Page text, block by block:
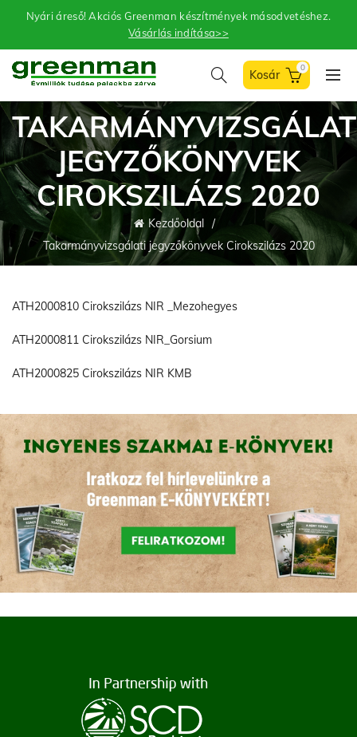
Nyári áreső! Akciós Greenman készítmények másodvetéshez.
Vásárlás indítása>>
0
JEGYZŐKÖNYVEK
CIROKSZILÁZS 2020
Kezdőoldal
Takarmányvizsgálati jegyzőkönyvek Cirokszilázs 2020
ATH2000810 Cirokszilázs NIR _Mezohegyes
ATH2000811 Cirokszilázs NIR_Gorsium
ATH2000825 Cirokszilázs NIR KMB